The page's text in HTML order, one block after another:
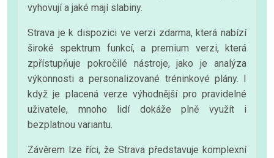
vyhovují a jaké mají slabiny.
Strava je k dispozici ve verzi zdarma, která nabízí
široké spektrum funkcí, a premium verzi, která
zpřístupňuje pokročilé nástroje, jako je analýza
výkonnosti a personalizované tréninkové plány. I
když je placená verze výhodnější pro pravidelné
uživatele, mnoho lidí dokáže plně využít i
bezplatnou variantu.
Závěrem lze říci, že Strava představuje komplexní